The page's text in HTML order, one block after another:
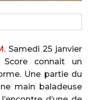
. Samedi 25 janvier
Score connait un
Une partie du
main baladeuse